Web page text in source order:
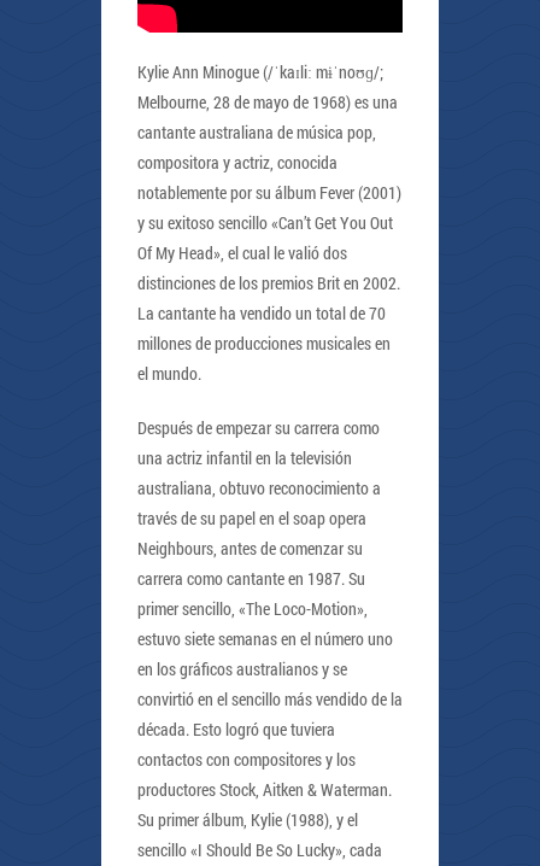
Kylie Ann Minogue (/ˈkaɪliː mɨˈnoʊɡ/;
Melbourne, 28 de mayo de 1968) es una
cantante australiana de música pop,
compositora y actriz, conocida
notablemente por su álbum Fever (2001)
y su exitoso sencillo «Can’t Get You Out
Of My Head», el cual le valió dos
distinciones de los premios Brit en 2002.
La cantante ha vendido un total de 70
millones de producciones musicales en
el mundo.
Después de empezar su carrera como
una actriz infantil en la televisión
australiana, obtuvo reconocimiento a
través de su papel en el soap opera
Neighbours, antes de comenzar su
carrera como cantante en 1987. Su
primer sencillo, «The Loco-Motion»,
estuvo siete semanas en el número uno
en los gráficos australianos y se
convirtió en el sencillo más vendido de la
década. Esto logró que tuviera
contactos con compositores y los
productores Stock, Aitken & Waterman.
Su primer álbum, Kylie (1988), y el
sencillo «I Should Be So Lucky», cada